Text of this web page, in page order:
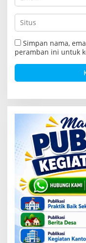
Simpan nama,
peramban ini untuk